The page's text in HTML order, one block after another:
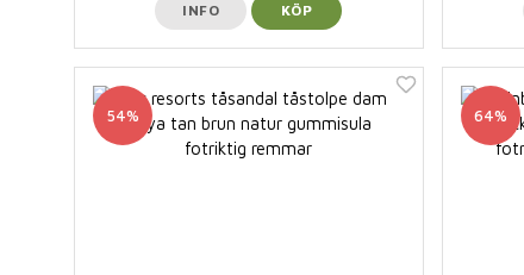
INFO KÖP
54% 64%